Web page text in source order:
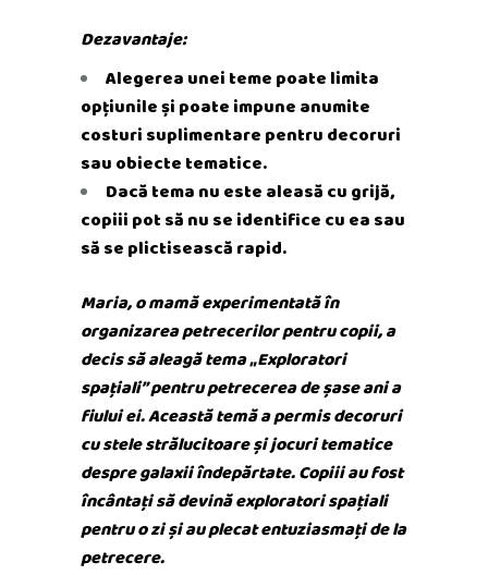
Dezavantaje:
Alegerea unei teme poate limita
opțiunile și poate impune anumite
costuri suplimentare pentru decoruri
sau obiecte tematice.
Dacă tema nu este aleasă cu grijă,
copiii pot să nu se identifice cu ea sau
să se plictisească rapid.
Maria, o mamă experimentată în
organizarea petrecerilor pentru copii, a
decis să aleagă tema „Exploratori
spațiali” pentru petrecerea de șase ani a
fiului ei. Această temă a permis decoruri
cu stele strălucitoare și jocuri tematice
despre galaxii îndepărtate. Copiii au fost
încântați să devină exploratori spațiali
pentru o zi și au plecat entuziasmați de la
petrecere.